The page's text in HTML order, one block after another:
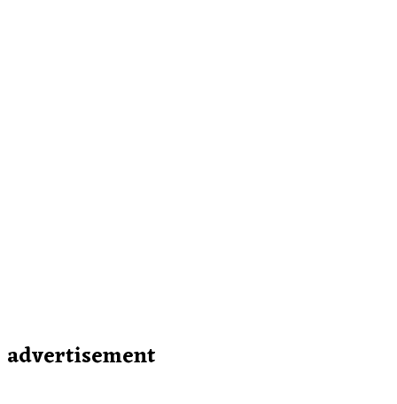
advertisement